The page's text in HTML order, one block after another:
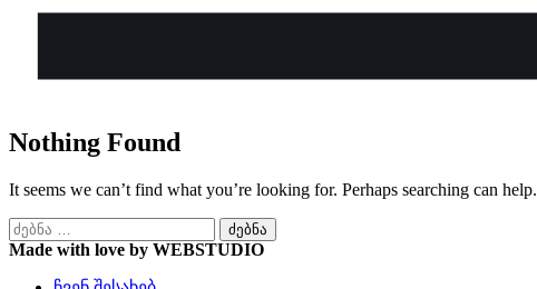
Nothing Found
It seems we can’t find what you’re looking for. Perhaps searching can help.
ძებნა:
Made with love by WEBSTUDIO